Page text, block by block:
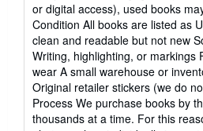
or digital access), used books
Condition All books are listed as
clean and readable but not new
Writing, highlighting, or markings
wear A small warehouse or
Original retailer stickers (we do
Process We purchase books by
thousands at a time. For this